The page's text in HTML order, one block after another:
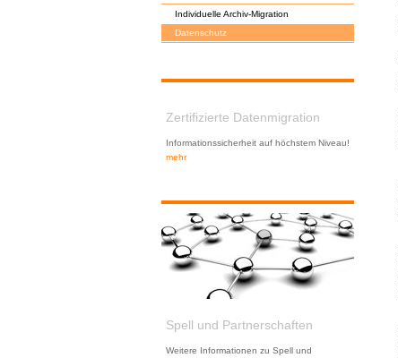
Individuelle Archiv-Migration
Datenschutz
Zertifizierte Datenmigration
Informationssicherheit auf höchstem Niveau!
mehr
Spell und Partnerschaften
Weitere Informationen zu Spell und